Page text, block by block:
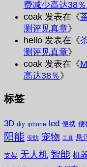
费减少高达38％
coak 发表在《
测评见真章》
hello 发表在《
测评见真章》
coak 发表在《
高达38％ 》
标签
3D diy iphone led 便携 便
阳能 安防 宠物 工具 悬
支架 无人机 智能 机